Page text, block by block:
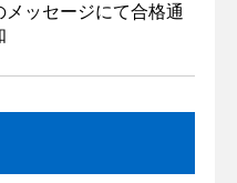
メッセージにて合格通